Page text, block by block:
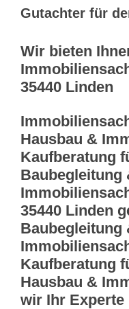
Gutachter für
Wir bieten
35440 Linden
Hausbau &
Kaufberatung
Baubegleitung
35440 Linden
Baubegleitung
Kaufberatung
Hausbau &
wir Ihr Experte